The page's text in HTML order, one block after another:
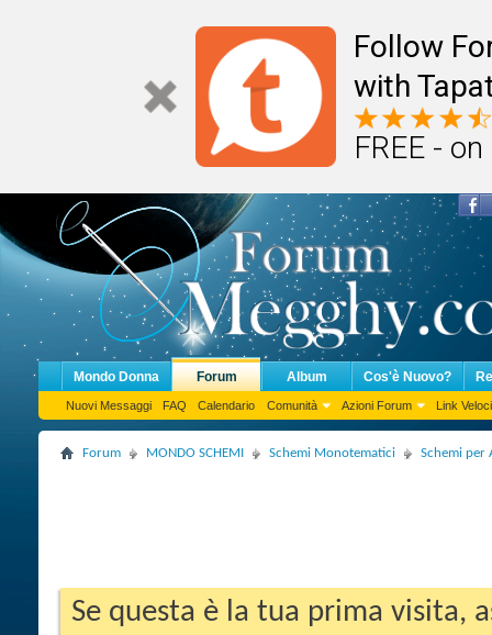
Follow
with
FREE -
Mondo Donna Forum
Nuovi Messaggi FAQ Calendario Comunità Azioni Forum Link Veloci
Album Cos'è Nuovo?
Forum MONDO SCHEMI Schemi Monotematici Schemi per
Se questa è la tua prima visita,